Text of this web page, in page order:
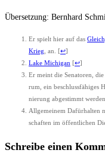
Über­set­zung: Bern­hard
Er spielt hier auf das
Krieg , an. [↩]
Lake Michi­gan [↩]
Er meint die Sena­to­ren,
rum, ein beschluss­fä­hi­ges
nie­rung abge­stimmt
All­ge­mei­nem Dafür­hal­ten
schaf­ten im öffent­li­chen
Schreibe einen